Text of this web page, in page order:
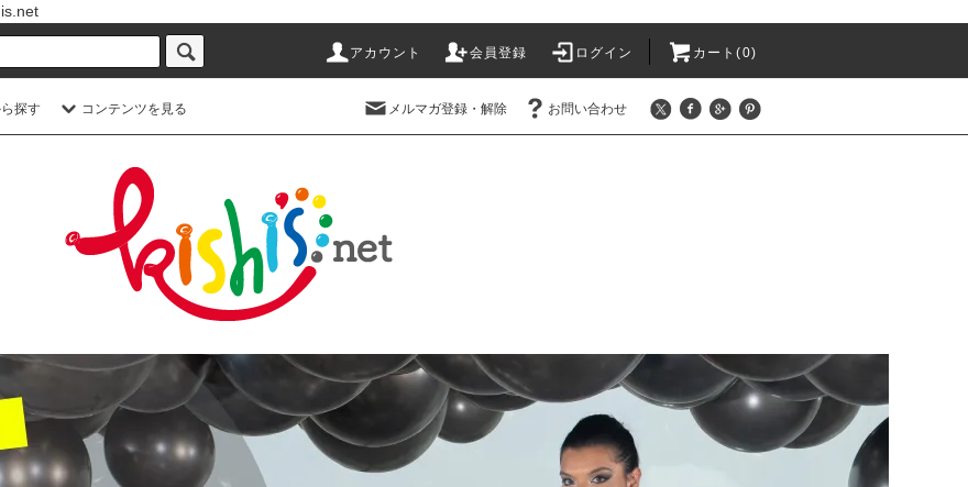
アカウント 会員登録 ログイン カート(0)
探す コンテンツを見る メルマガ登録・解除 お問い合わせ